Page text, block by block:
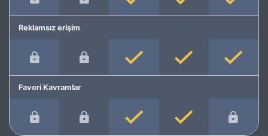
Reklamsız erişim
Favori Kavramlar